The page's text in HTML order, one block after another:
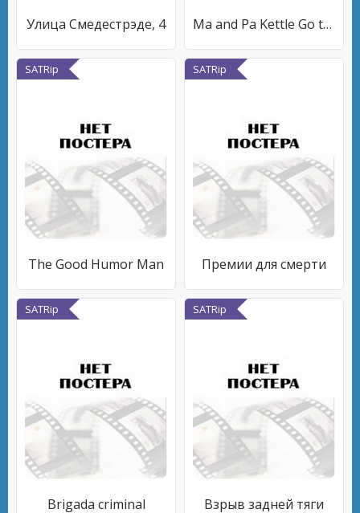
Улица Смедестрэде, 4 Ma and Pa Kettle Go to Town
SATRip
The Good Humor Man
SATRip
Премии для смерти
SATRip
Brigada criminal
SATRip
Взрыв задней тяги